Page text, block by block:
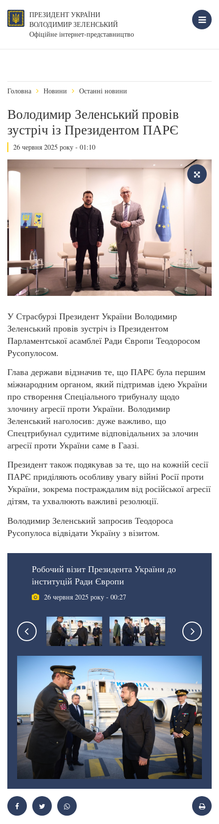
ПРЕЗИДЕНТ УКРАЇНИ
ВОЛОДИМИР ЗЕЛЕНСЬКИЙ
Офіційне інтернет-представництво
Головна Новини Останні новини
Володимир Зеленський провів
зустріч із Президентом ПАРЄ
26 червня 2025 року - 01:10
У Страсбурзі Президент України Володимир
Зеленський провів зустріч із Президентом
Парламентської асамблеї Ради Європи Теодоросом
Русопулосом.
Глава держави відзначив те, що ПАРЄ була першим
міжнародним органом, який підтримав ідею України
про створення Спеціального трибуналу щодо
злочину агресії проти України. Володимир
Зеленський наголосив: дуже важливо, що
Спецтрибунал судитиме відповідальних за злочин
агресії проти України саме в Гаазі.
Президент також подякував за те, що на кожній сесії
ПАРЄ приділяють особливу увагу війні Росії проти
України, зокрема постраждалим від російської агресії
дітям, та ухвалюють важливі резолюції.
Володимир Зеленський запросив Теодороса
Русопулоса відвідати Україну з візитом.
Робочий візит Президента України до
інституцій Ради Європи
26 червня 2025 року - 00:27